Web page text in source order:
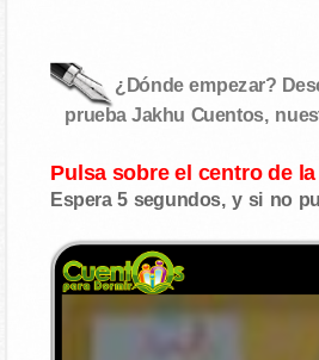
¿Dónde empezar?
prueba Jakhu Cuentos,
Pulsa sobre el centro de
Espera 5 segundos, y si no